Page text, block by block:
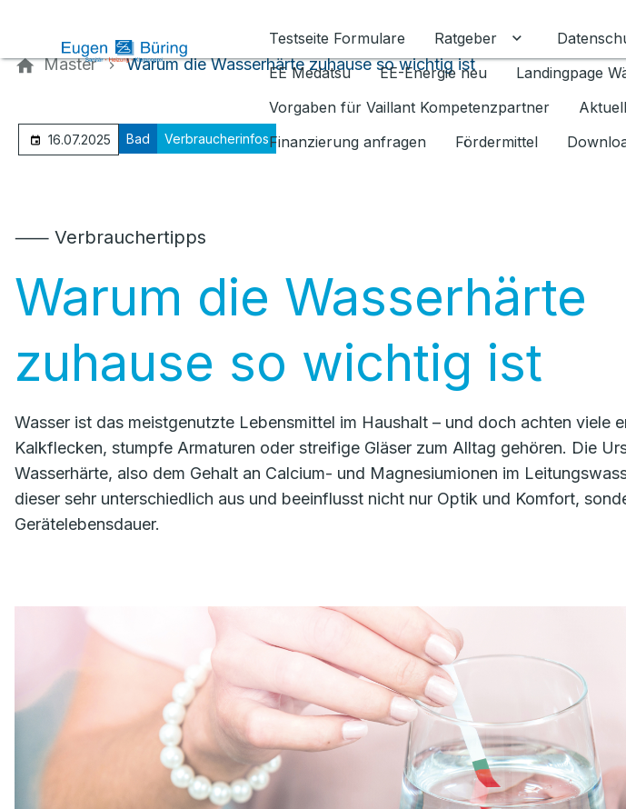
Testseite Formulare
Ratgeber Untermenü für
EE Medatsu
EE-Energie neu Landingpage
Vorgaben für Vaillant Kompetenzpartner
Finanzierung anfragen
Fördermittel
Master Warum die Wasserhärte zuhause so wichtig ist
16.07.2025 Bad Verbraucherinfos
⸺ Verbrauchertipps
Warum die Wasserhärte
zuhause so wichtig ist
Wasser ist das meistgenutzte Lebensmittel im Haushalt – und doch achten viele
Kalkflecken, stumpfe Armaturen oder streifige Gläser zum Alltag gehören. Die
Wasserhärte, also dem Gehalt an Calcium- und Magnesiumionen im
dieser sehr unterschiedlich aus und beeinflusst nicht nur Optik und Komfort,
Gerätelebensdauer.